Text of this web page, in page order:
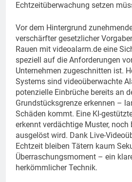
Echtzeitüberwachung setzen
Vor dem Hintergrund
verschärfter gesetzlicher
Rauen mit videoalarm.de eine
speziell auf die Anforderungen
Unternehmen zugeschnitten ist.
Systems sind videoüberwachte
potenzielle Einbrüche bereits an
Grundstücksgrenze erkennen –
Schäden kommt. Eine KI-
erkennt verdächtige Muster, noch
ausgelöst wird. Dank Live-
Echtzeit bleiben Tätern kaum
Überraschungsmoment – ein
herkömmlicher Technik.